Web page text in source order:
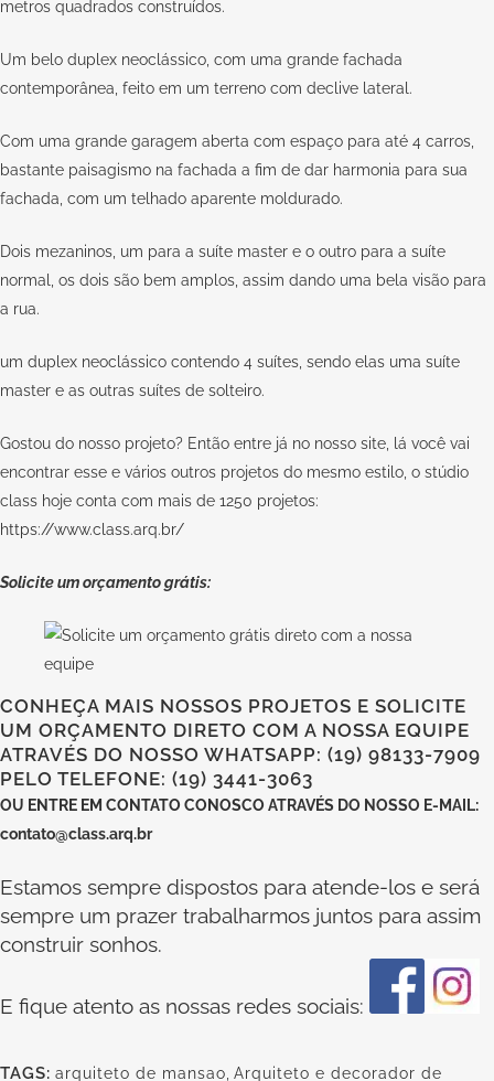
metros quadrados construídos.
Um belo duplex neoclássico, com uma grande fachada
contemporânea, feito em um terreno com declive lateral.
Com uma grande garagem aberta com espaço para até 4 carros,
bastante paisagismo na fachada a fim de dar harmonia para sua
fachada, com um telhado aparente moldurado.
Dois mezaninos, um para a suíte master e o outro para a suíte
normal, os dois são bem amplos, assim dando uma bela visão para
a rua.
um duplex neoclássico contendo 4 suítes, sendo elas uma suíte
master e as outras suítes de solteiro.
Gostou do nosso projeto? Então entre já no nosso site, lá você vai
encontrar esse e vários outros projetos do mesmo estilo, o stúdio
class hoje conta com mais de 1250 projetos:
https://www.class.arq.br/
Solicite um orçamento grátis:
CONHEÇA MAIS NOSSOS PROJETOS E SOLICITE
UM ORÇAMENTO DIRETO COM A NOSSA EQUIPE
ATRAVÉS DO NOSSO WHATSAPP: (19) 98133-7909
PELO TELEFONE: (19) 3441-3063
OU ENTRE EM CONTATO CONOSCOATRAVÉS DO NOSSO E-MAIL:
contato@class.arq.br
Estamos sempre dispostos para atende-los e será
sempre um prazer trabalharmos juntos para assim
construir sonhos.
E fique atento as nossas redes sociais:
TAGS: arquiteto de mansao Arquiteto e decorador de